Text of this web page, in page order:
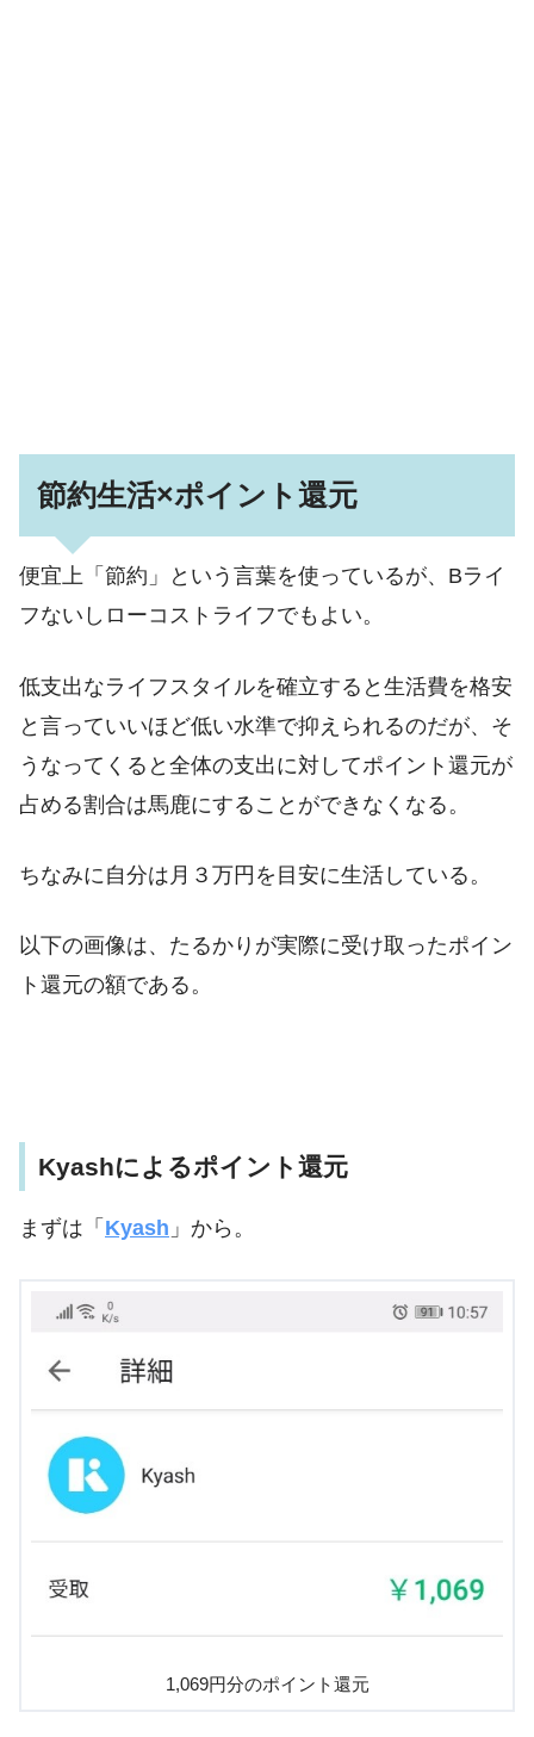
節約生活×ポイント還元
便宜上「節約」という言葉を使っているが、Bライ
フないしローコストライフでもよい。
低支出なライフスタイルを確立すると生活費を格安
と言っていいほど低い水準で抑えられるのだが、そ
うなってくると全体の支出に対してポイント還元が
占める割合は馬鹿にすることができなくなる。
ちなみに自分は月３万円を目安に生活している。
以下の画像は、たるかりが実際に受け取ったポイン
ト還元の額である。
Kyashによるポイント還元
まずは「 Kyash 」から。
1,069円分のポイント還元